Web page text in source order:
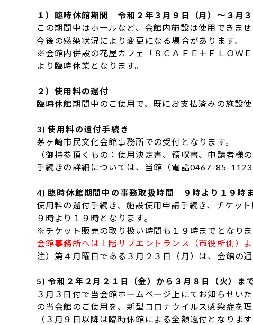
１）臨時休館期間 令和２年３月９日（月）～３月
この期間中はホールなど、会館内施設は使用できませ
今後の感染状況により変更になる場合があります。
※会館内併設の花屋カフェ「８ＣＡＦＥ＋ＦＬＯＷＥ
より臨時休業となります。
２）使用料の還付
臨時休館期間中のご使用で、既にお支払済みの施設
3) 使用料の還付手続き
茅ヶ崎市民文化会館事務所での受付となります。
（御持参頂くもの：使用決定書、領収書、申請者様
手続きの詳細については、当館（電話0467-85-1123
4) 臨時休館期間中の事務取扱時間 ９時より１９時
使用料の還付手続き、施設使用申請手続き、チケッ
９時より１９時となります。
※チケット販売の取り扱い時間も１９時までとなりま
会館事務所へは１階サブエントランス（市役所側）
注） 第４月曜日である３月２３日（月）は、会館の
5) 令和２年２月２１日（金）から３月８日（火）ま
３月３日付で当会館ホームページ上にてお知らせい
の当会館のご使用を、新型コロナウイルス感染症を
（３月９日以降は臨時休館による全額還付となります